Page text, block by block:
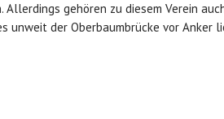
Allerdings gehören zu diesem Verein
unweit der Oberbaumbrücke vor Anker